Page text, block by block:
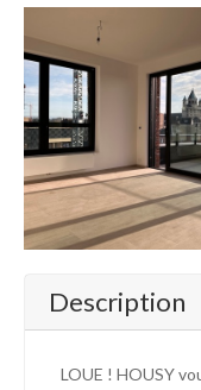
Description
LOUE ! HOUSY